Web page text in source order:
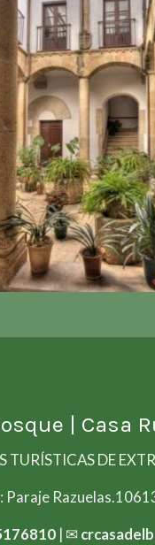
| Casa
TURÍSTICAS DE
Paraje
| ✉